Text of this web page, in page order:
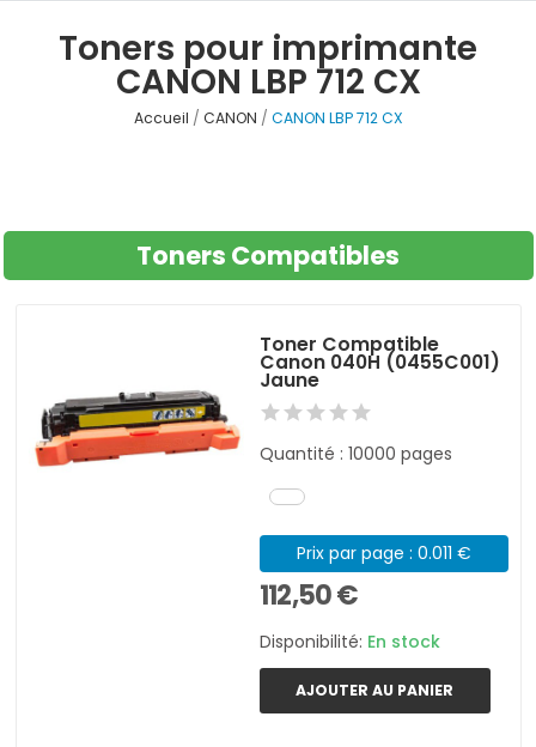
Toners pour imprimante
CANON LBP 712 CX
Accueil CANON CANON LBP 712 CX
Toners Compatibles
Toner Compatible
Canon 040H (0455C001)
Jaune
Quantité : 10000 pages
Prix par page : 0.011 €
112,50 €
Disponibilité: En stock
AJOUTER AU PANIER